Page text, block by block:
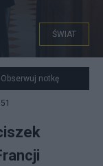
z prezydentem
EPA)
ŚWIAT
Obserwuj notkę